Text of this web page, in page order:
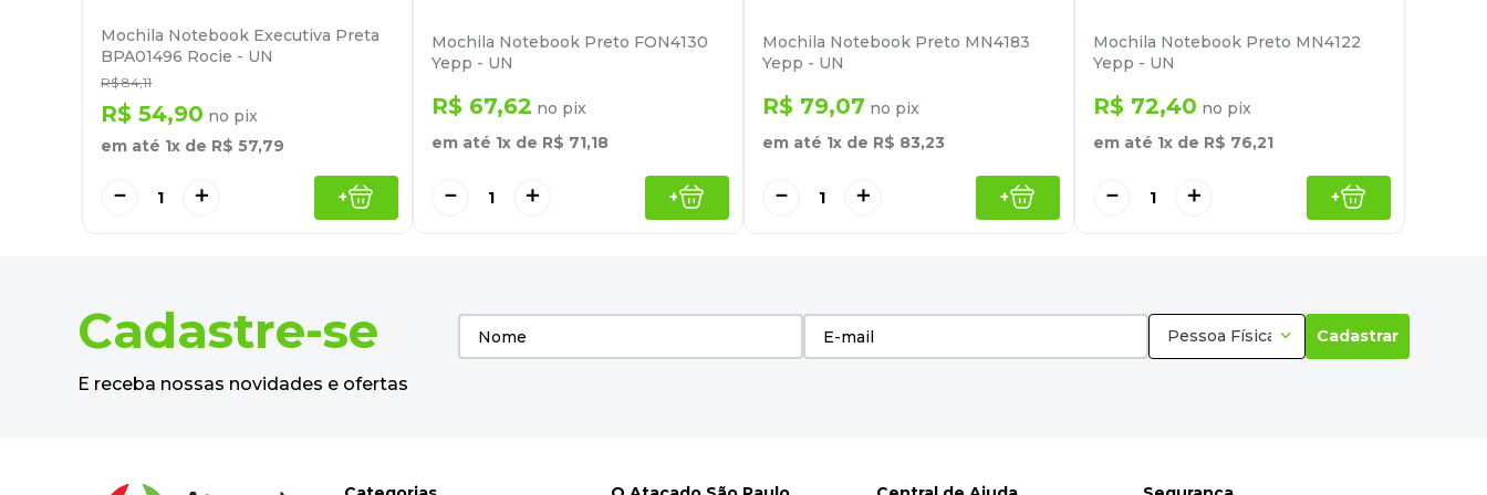
Mochila Notebook Executiva Preta
BPA01496 Rocie - UN
R$ 84,11
R$ 54,90 no pix
em até 1x de R$ 57,79
＋
－ +
Mochila Notebook Preto FON4130
Yepp - UN
R$ 67,62 no pix
em até 1x de R$ 71,18
＋
－ +
Mochila Notebook Preto MN4183
Yepp - UN
R$ 79,07 no pix
em até 1x de R$ 83,23
＋
－ +
Mochila Notebook Preto MN4122
Yepp - UN
R$ 72,40 no pix
em até 1x de R$ 76,21
＋
－ +
Cadastre-se
E receba nossas novidades e ofertas
Pessoa Física Cadastrar